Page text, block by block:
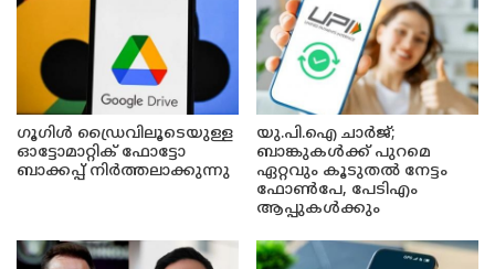
ഗൂഗിൾ ഡ്രൈവിലൂടെയുള്ള
ഓട്ടോമാറ്റിക് ഫോട്ടോ
ബാക്കപ്പ് നിർത്തലാക്കുന്നു
യു.പി.ഐ ചാർജ്;
ബാങ്കുകൾക്ക് പുറമെ
ഏറ്റവും കൂടുതൽ നേട്ടം
ഫോൺപേ, പേടിഎം
ആപ്പുകൾക്കും